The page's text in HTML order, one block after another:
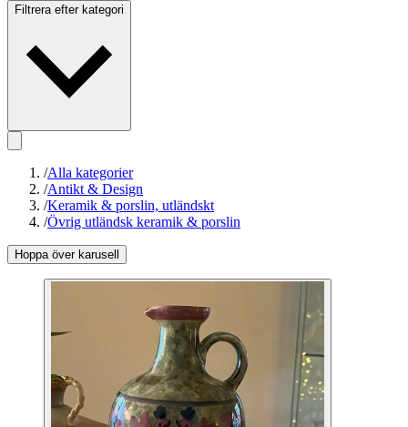
Filtrera efter kategori
/Alla kategorier
/Antikt & Design
/Keramik & porslin, utländskt
/Övrig utländsk keramik & porslin
Hoppa över karusell